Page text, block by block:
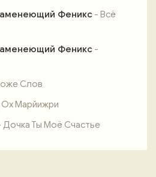
Феникс - Всё
Феникс -
Слов
Марйижри
Дочка Ты Моё Счастье